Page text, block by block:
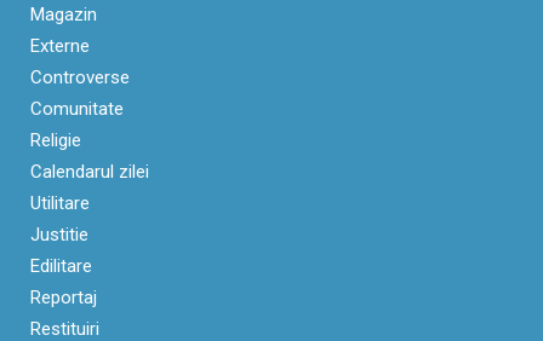
Magazin
Externe
Controverse
Comunitate
Religie
Calendarul zilei
Utilitare
Justitie
Edilitare
Reportaj
Restituiri